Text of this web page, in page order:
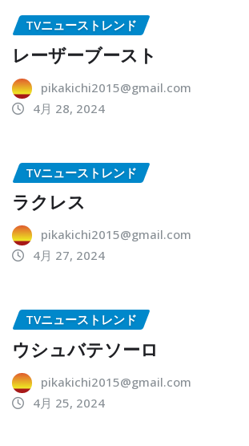
TVニューストレンド
レーザーブースト
pikakichi2015@gmail.com
4月 28, 2024
TVニューストレンド
ラクレス
pikakichi2015@gmail.com
4月 27, 2024
TVニューストレンド
ウシュバテソーロ
pikakichi2015@gmail.com
4月 25, 2024